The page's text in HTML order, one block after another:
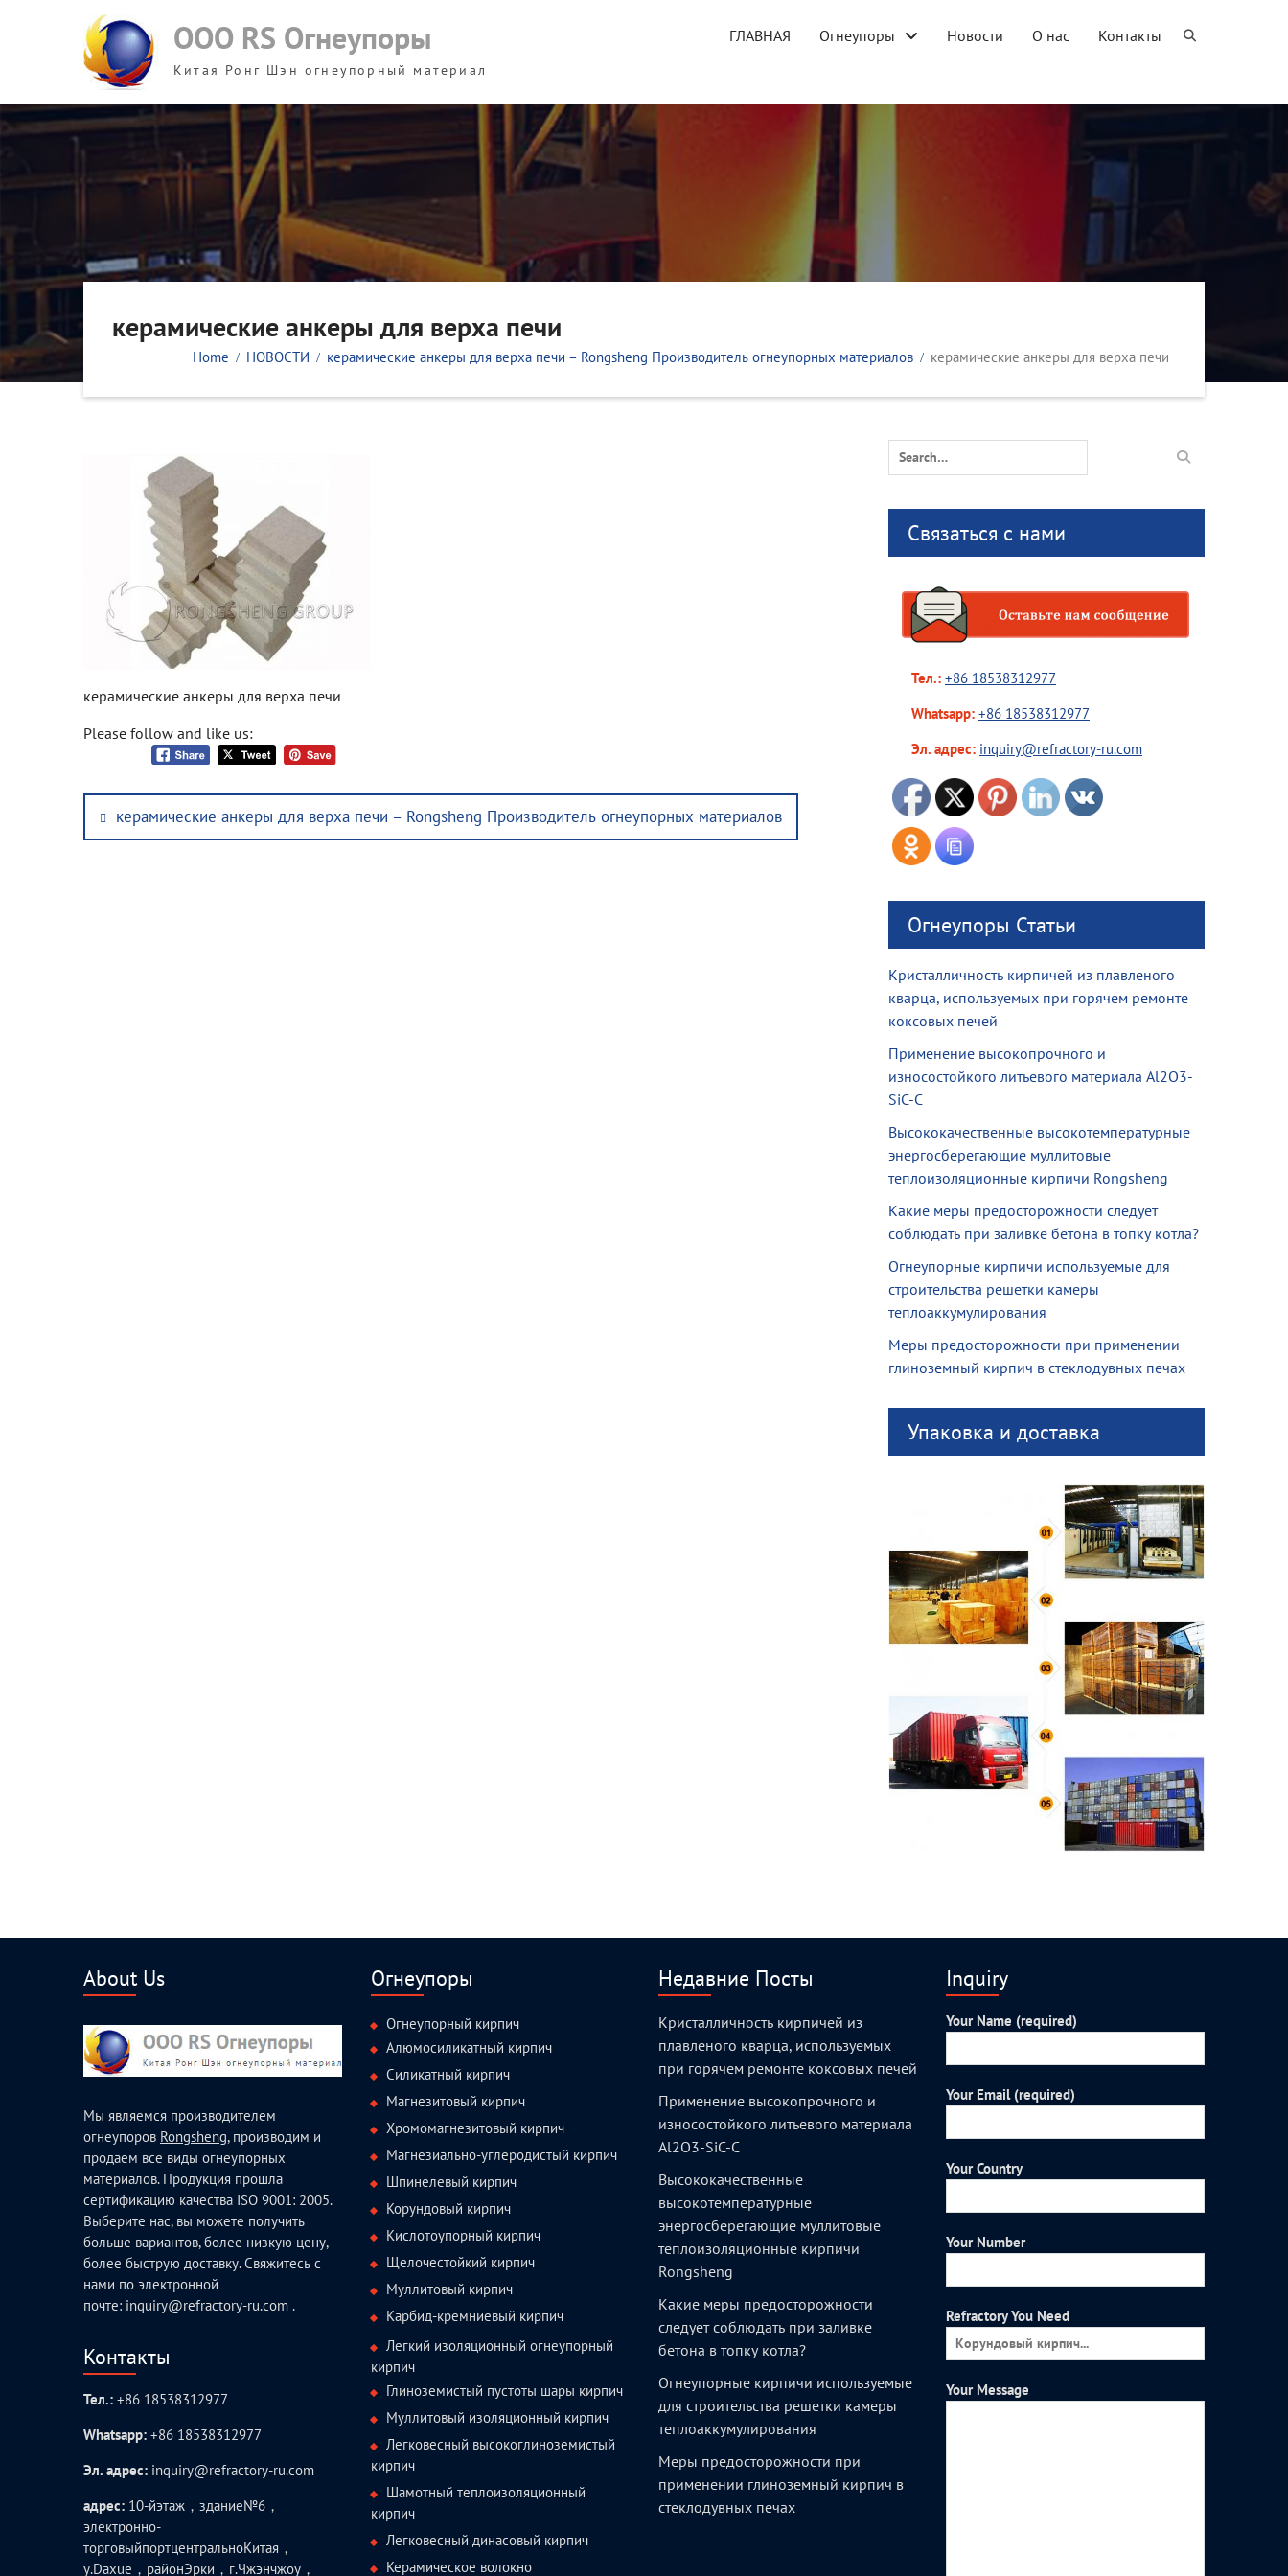
ООО RS Огнеупоры
Китая Ронг Шэн огнеупорный материал
ГЛАВНАЯ Огнеупоры Новости О нас Контакты
керамические анкеры для верха печи
Home НОВОСТИ керамические анкеры для верха печи – Rongsheng Производитель огнеупорных материалов керамические анкеры для верха печи
керамические анкеры для верха печи
Please follow and like us:
Post
navigation
Previous
post:
керамические анкеры для верха печи – Rongsheng Производитель огнеупорных материалов
Search
for:
Связаться с нами
Тел.: +86 18538312977
Whatsapp: +86 18538312977
Эл. адрес: inquiry@refractory-ru.com
Огнеупоры Статьи
Кристалличность кирпичей из плавленого
кварца, используемых при горячем ремонте
коксовых печей
Применение высокопрочного и
износостойкого литьевого материала Al2O3-
SiC-C
Высококачественные высокотемпературные
энергосберегающие муллитовые
теплоизоляционные кирпичи Rongsheng
Какие меры предосторожности следует
соблюдать при заливке бетона в топку котла?
Огнеупорные кирпичи используемые для
строительства решетки камеры
теплоаккумулирования
Меры предосторожности при применении
глиноземный кирпич в стеклодувных печах
Упаковка и доставка
About Us
Мы являемся производителем
огнеупоров Rongsheng, производим и
продаем все виды огнеупорных
материалов. Продукция прошла
сертификацию качества ISO 9001: 2005.
Выберите нас, вы можете получить
больше вариантов, более низкую цену,
более быструю доставку. Свяжитесь с
нами по электронной
почте: inquiry@refractory-ru.com .
Контакты
Тел.: +86 18538312977
Whatsapp: +86 18538312977
Эл. адрес: inquiry@refractory-ru.com
адрес: 10-йэтаж，здание№6，
электронно-
торговыйпортцентральноКитая，
у.Daxue，районЭрки，г.Чжэнчжоу，
Огнеупоры
Огнеупорный кирпич
Алюмосиликатный кирпич
Силикатный кирпич
Магнезитовый кирпич
Хромомагнезитовый кирпич
Магнезиально-углеродистый кирпич
Шпинелевый кирпич
Корундовый кирпич
Кислотоупорный кирпич
Щелочестойкий кирпич
Муллитовый кирпич
Карбид-кремниевый кирпич
Легкий изоляционный огнеупорный
кирпич
Глиноземистый пустоты шары кирпич
Муллитовый изоляционный кирпич
Легковесный высокоглиноземистый
кирпич
Шамотный теплоизоляционный
кирпич
Легковесный динасовый кирпич
Керамическое волокно
Недавние Посты
Кристалличность кирпичей из
плавленого кварца, используемых
при горячем ремонте коксовых печей
Применение высокопрочного и
износостойкого литьевого материала
Al2O3-SiC-C
Высококачественные
высокотемпературные
энергосберегающие муллитовые
теплоизоляционные кирпичи
Rongsheng
Какие меры предосторожности
следует соблюдать при заливке
бетона в топку котла?
Огнеупорные кирпичи используемые
для строительства решетки камеры
теплоаккумулирования
Меры предосторожности при
применении глиноземный кирпич в
стеклодувных печах
Inquiry
Your Name (required)
Your Email (required)
Your Country
Your Number
Refractory You Need
Your Message